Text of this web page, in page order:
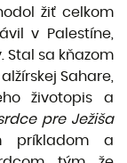
žiť celkom
v Palestíne,
Stal sa kňazom
Sahare,
životopis a
pre Ježiša
a